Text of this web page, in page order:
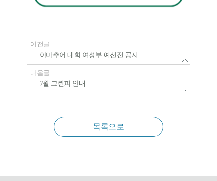
이전글
아마추어 대회 여성부 예선전 공지
다음글
7월 그린피 안내
목록으로